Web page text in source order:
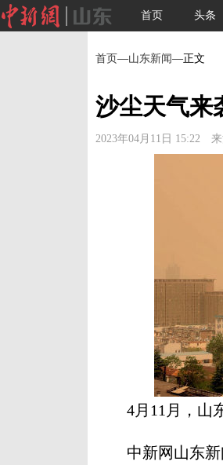
首页 头条
首页—山东新闻—正文
沙尘天气来
2023年04月11日 15:22
4月11月，山
中新网山东新闻